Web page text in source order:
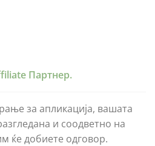
Партнер.
за апликација, вашата
и соодветно на
ќе добиете одговор.